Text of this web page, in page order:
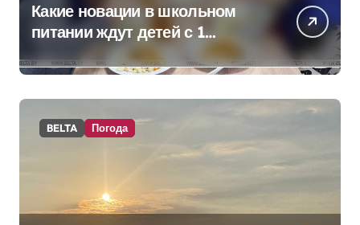
Какие новации в школьном
питании ждут детей с 1
сентября, рассказали в
правительстве
BELTA Погода